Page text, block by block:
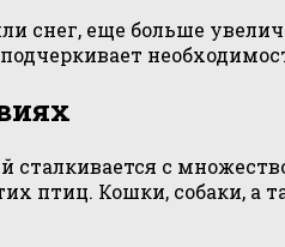
снег, еще больше
с
птиц. Кошки, собаки,